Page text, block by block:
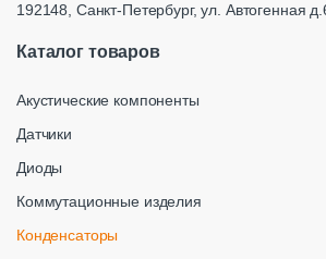
192148, Санкт-Петербург, ул. Автогенная
Каталог товаров
Акустические компоненты
Датчики
Диоды
Коммутационные изделия
Конденсаторы